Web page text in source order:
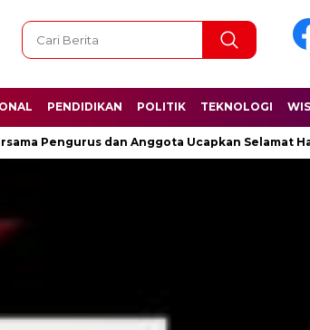
PENDIDIKAN POLITIK TEKNOLOGI
Ucapkan Selamat Hari Kelahiran Pancasila 1